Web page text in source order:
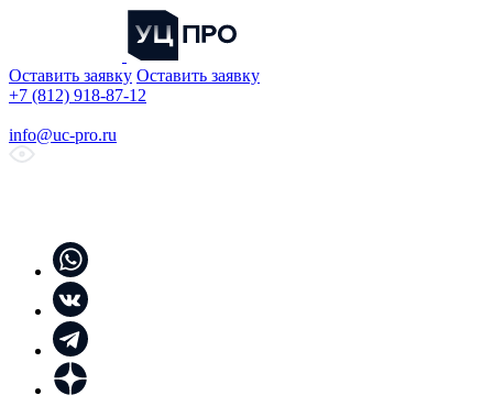
Оставить заявку Оставить заявку
+7 (812) 918-87-12
info@uc-pro.ru